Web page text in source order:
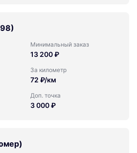
Минимальный заказ
13 200 ₽
За километр
72 ₽/км
Доп. точка
3 000 ₽